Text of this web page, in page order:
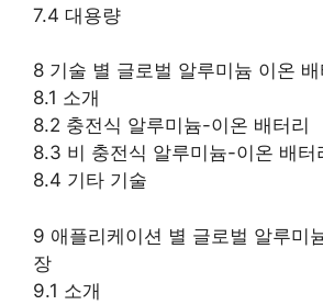
7.4 대용량
8 기술 별 글로벌 알루미늄 이온
8.1 소개
8.2 충전식 알루미늄-이온 배터리
8.3 비 충전식 알루미늄-이온 배터
8.4 기타 기술
9 애플리케이션 별 글로벌 알루미
장
9.1 소개